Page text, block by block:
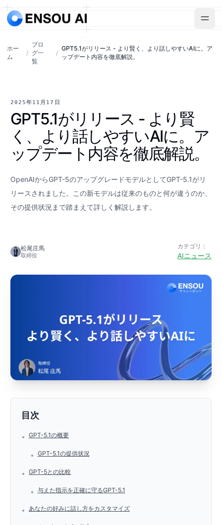
ホー
ム
/
ブロ
グ一
覧
/
GPT5.1がリリース - より賢く、より話しやすいAIに。ア
ップデート内容を徹底解説。
2025年11月17日
GPT5.1がリリース - より賢
く、より話しやすいAIに。ア
ップデート内容を徹底解説。
OpenAIからGPT-5のアップグレードモデルとしてGPT-5.1がリ
リースされました。この新モデルは従来のものと何が違うのか、
その提供状況まで踏まえて詳しく解説します。
松尾庄馬
取締役
カテゴリ：
AIニュース
目次
• GPT-5.1の概要
• GPT-5.1の提供状況
• GPT-5との比較
• 与えた指示を正確に守るGPT-5.1
• あなたの好みに話し方をカスタマイズ